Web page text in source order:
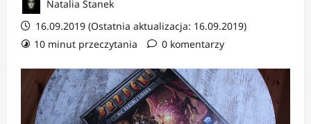
Natalia Stanek
16.09.2019 (Ostatnia aktualizacja: 16.09.2019)
10 minut przeczytania
0 komentarzy